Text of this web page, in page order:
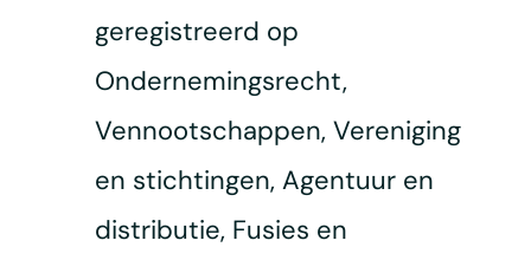
geregistreerd op
Ondernemingsrecht,
Vennootschappen, Vereniging
en stichtingen, Agentuur en
distributie, Fusies en